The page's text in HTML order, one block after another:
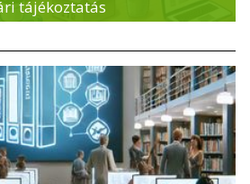
tájékoztatás